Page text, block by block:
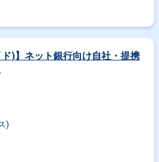
)】ネット銀行向け自社・提携
)